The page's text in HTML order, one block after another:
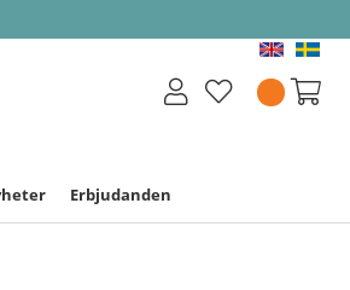
Erbjudanden